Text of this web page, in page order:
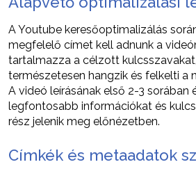
A Youtube keresőoptimalizálás
megfelelő címet kell adnunk a
tartalmazza a célzott
természetesen hangzik és felkelti a
A videó leírásának első 2-3 sorában
legfontosabb információkat és
rész jelenik meg előnézetben.
Címkék és metaadatok